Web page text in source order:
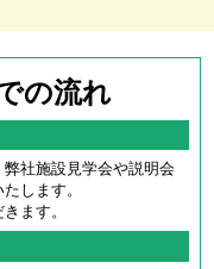
の流れ
社施設見学会や説明会
します。
ます。